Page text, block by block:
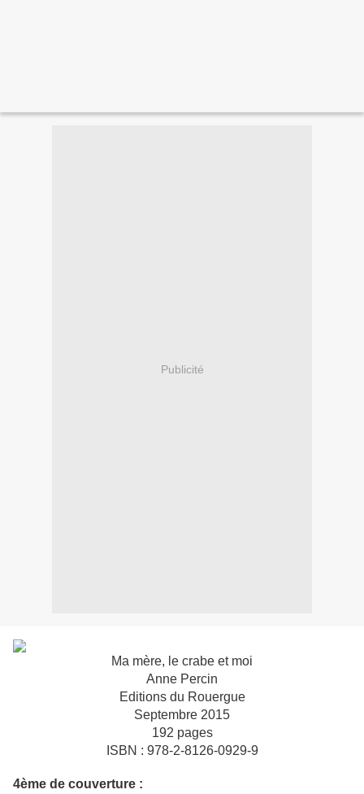
Publicité
Ma mère, le crabe et moi
Anne Percin
Editions du Rouergue
Septembre 2015
192 pages
ISBN : 978-2-8126-0929-9
4ème de couverture :